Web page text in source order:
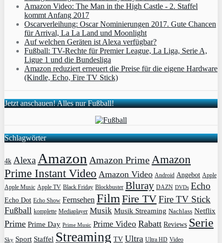
Amazon Video: The Man in the High Castle - 2. Staffel
kommt Anfang 2017
Oscarverleihung: Oscar Nominierungen 2017. Gute Chancen
für Arrival, La La Land und Moonlight
Auf welchen Geräten ist Alexa verfügbar?
Fußball: TV-Rechte für Premier League, La Liga, Serie A,
Ligue 1 und die Bundesliga
Amazon reduziert erneuert die Preise für die eigene Hardware
(Kindle, Echo, Fire TV Stick)
Jetzt anschauen! Alles nur Fußball!
Schlagwörter
4k Alexa Amazon Amazon Prime Amazon
Prime Instant Video Amazon Video Android Angebot Apple
Apple Music Apple TV Black Friday Blockbuster Bluray DAZN DVDs Echo
Echo Dot Echo Show Fernsehen Film Fire TVFire TV Stick
Fußball komplette Mediaplayer Musik Musik Streaming Nachlass Netflix
Prime Prime Day Prime Music Prime Video Rabatt Reviews Serie
Sky Sport Staffel Streaming TV Ultra Ultra HD Video